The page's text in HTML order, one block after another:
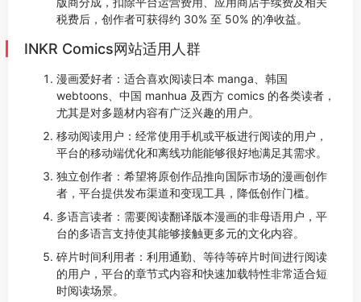
税费后，创作者可获得约 30% 至 50% 的净收益。
INKR Comics网站适用人群
漫画爱好者：适合喜欢阅读日本 manga、韩国
webtoons、中国 manhua 及西方 comics 的各类读者，
尤其是对多题材内容有广泛兴趣的用户。
移动阅读用户：经常使用手机或平板进行阅读的用户，
平台的移动端优化和离线功能能够很好地满足其需求。
独立创作者：希望将原创作品推向国际市场的漫画创作
者，平台提供发布渠道和变现工具，降低创作门槛。
多语言读者：需要阅读翻译版本漫画的非母语用户，平
台的多语言支持使其能够接触更多元的文化内容。
碎片时间利用者：利用通勤、等待等碎片时间进行阅读
的用户，平台的章节式内容和快速加载特性非常适合短
时阅读场景。